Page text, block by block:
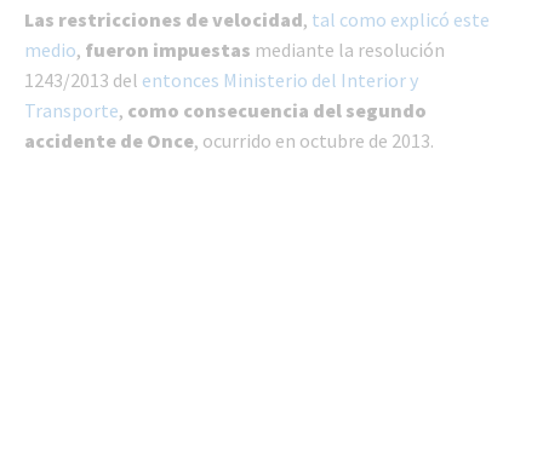
Las restricciones de velocidad, tal como explicó este
medio, fueron impuestas mediante la resolución
1243/2013 del entonces Ministerio del Interior y
Transporte, como consecuencia del segundo
accidente de Once, ocurrido en octubre de 2013.